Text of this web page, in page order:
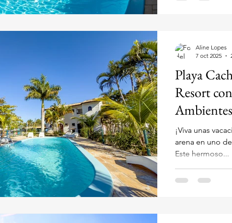
Juegos y 300m
Playa
Resort
¡Viva unas
arena en uno de los
Este hermoso...
Aline Lopes
7 oct 2025